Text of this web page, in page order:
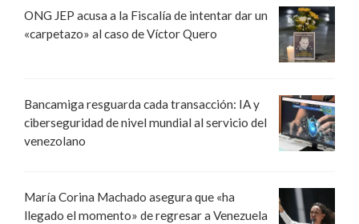
ONG JEP acusa a la Fiscalía de intentar dar un
«carpetazo» al caso de Víctor Quero
Bancamiga resguarda cada transacción: IA y
ciberseguridad de nivel mundial al servicio del
venezolano
María Corina Machado asegura que «ha
llegado el momento» de regresar a Venezuela